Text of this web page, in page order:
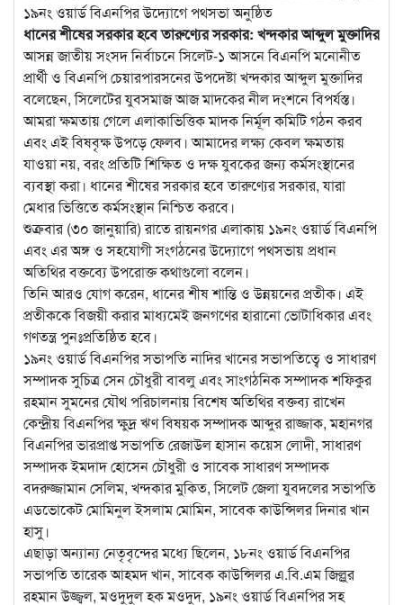
১৯নং ওয়ার্ড বিএনপির উদ্যোগে পথসভা অনুষ্ঠিত
ধানের শীষের সরকার হবে তারুণ্যের সরকার: খন্দকার আব্দুল মুক্তাদির
আসন্ন জাতীয় সংসদ নির্বাচনে সিলেট-১ আসনে বিএনপি মনোনীত
প্রার্থী ও বিএনপি চেয়ারপারসনের উপদেষ্টা খন্দকার আব্দুল মুক্তাদির
বলেছেন, সিলেটের যুবসমাজ আজ মাদকের নীল দংশনে বিপর্যস্ত।
আমরা ক্ষমতায় গেলে এলাকাভিত্তিক মাদক নির্মূল কমিটি গঠন করব
এবং এই বিষবৃক্ষ উপড়ে ফেলব। আমাদের লক্ষ্য কেবল ক্ষমতায়
যাওয়া নয়, বরং প্রতিটি শিক্ষিত ও দক্ষ যুবকের জন্য কর্মসংস্থানের
ব্যবস্থা করা। ধানের শীষের সরকার হবে তারুণ্যের সরকার, যারা
মেধার ভিত্তিতে কর্মসংস্থান নিশ্চিত করবে।
শুক্রবার (৩০ জানুয়ারি) রাতে রায়নগর এলাকায় ১৯নং ওয়ার্ড বিএনপি
এবং এর অঙ্গ ও সহযোগী সংগঠনের উদ্যোগে পথসভায় প্রধান
অতিথির বক্তব্যে উপরোক্ত কথাগুলো বলেন।
তিনি আরও যোগ করেন, ধানের শীষ শান্তি ও উন্নয়নের প্রতীক। এই
প্রতীককে বিজয়ী করার মাধ্যমেই জনগণের হারানো ভোটাধিকার এবং
গণতন্ত্র পুনঃপ্রতিষ্ঠিত হবে।
১৯নং ওয়ার্ড বিএনপির সভাপতি নাদির খানের সভাপতিত্বে ও সাধারণ
সম্পাদক সুচিত্র সেন চৌধুরী বাবলু এবং সাংগঠনিক সম্পাদক শফিকুর
রহমান সুমনের যৌথ পরিচালনায় বিশেষ অতিথির বক্তব্য রাখেন
কেন্দ্রীয় বিএনপির ক্ষুদ্র ঋণ বিষয়ক সম্পাদক আব্দুর রাজ্জাক, মহানগর
বিএনপির ভারপ্রাপ্ত সভাপতি রেজাউল হাসান কয়েস লোদী, সাধারণ
সম্পাদক ইমদাদ হোসেন চৌধুরী ও সাবেক সাধারণ সম্পাদক
বদরুজ্জামান সেলিম, খন্দকার মুকিত, সিলেট জেলা যুবদলের সভাপতি
এডভোকেট মোমিনুল ইসলাম মোমিন, সাবেক কাউন্সিলর দিনার খান
হাসু।
এছাড়া অন্যান্য নেতৃবৃন্দের মধ্যে ছিলেন, ১৮নং ওয়ার্ড বিএনপির
সভাপতি তারেক আহমদ খান, সাবেক কাউন্সিলর এ.বি.এম জিল্লুর
রহমান উজ্জ্বল, মওদুদুল হক মওদুদ, ১৯নং ওয়ার্ড বিএনপির সহ